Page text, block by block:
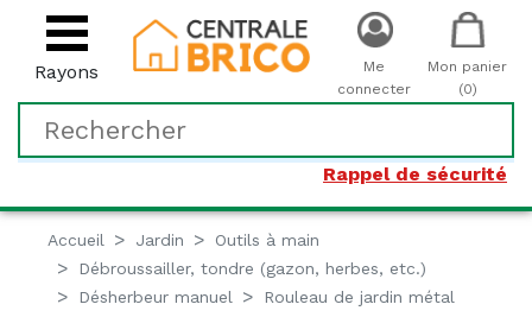
Rayons
Rappel de sécurité
Me
connecter
Mon panier
(0)
Accueil Jardin
Outils à main
Débroussailler, tondre (gazon, herbes, etc.)
Désherbeur manuel
Rouleau de jardin métal